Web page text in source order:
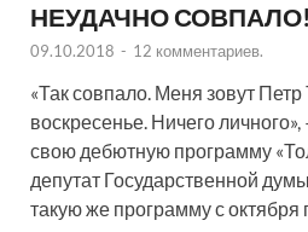
НЕУДАЧНО СОВПАЛО!
09.10.2018 - 12 комментариев.
«Так совпало. Меня зовут Петр
воскресенье. Ничего
свою дебютную программу
депутат Государственной
такую же программу с октября